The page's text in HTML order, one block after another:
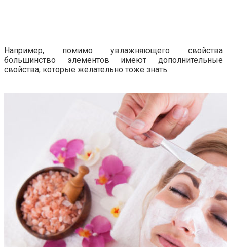
Например, помимо увлажняющего свойства
большинство элементов имеют дополнительные
свойства, которые желательно тоже знать.